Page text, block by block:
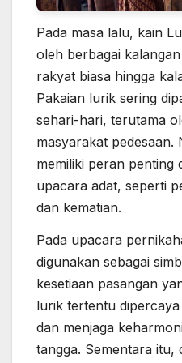
Pada masa lalu, kain
oleh berbagai
rakyat biasa hingga
Pakaian lurik sering
sehari-hari, terutama
masyarakat
memiliki peran penting
upacara adat, seperti
dan kematian.
Pada upacara
digunakan sebagai
kesetiaan pasangan
lurik tertentu
dan menjaga
tangga. Sementara itu,